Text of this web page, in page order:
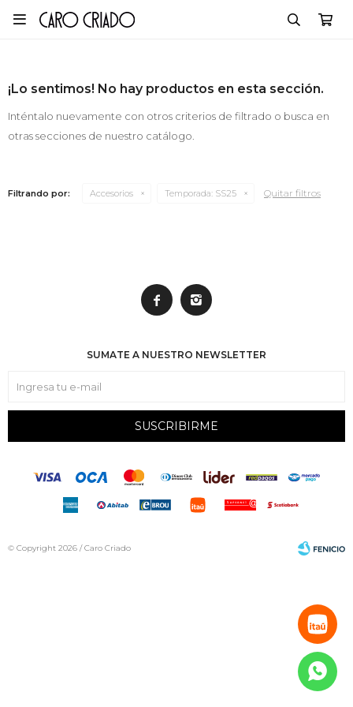

¡Lo sentimos! No hay productos en esta sección.
Inténtalo nuevamente con otros criterios de filtrado o busca en
otras secciones de nuestro catálogo.
Filtrando por: Accesorios Temporada: SS25 Quitar filtros
 
SUMATE A NUESTRO NEWSLETTER
SUSCRIBIRME
© Copyright 2026 / Caro Criado
Fenicio